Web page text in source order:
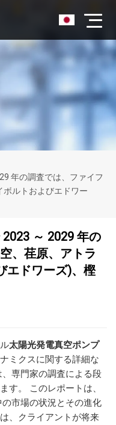
年の調査では、ファイフ
ボルトおよびエドワー
～ 2029 年の
、荏原、アトラ
エドワーズ)、樫
太陽光発電真空ポンプ
ミクスに関する詳細な
専門家の調査による段
す。 このレポートは、
市場の状況とその進化
、クライアントが将来